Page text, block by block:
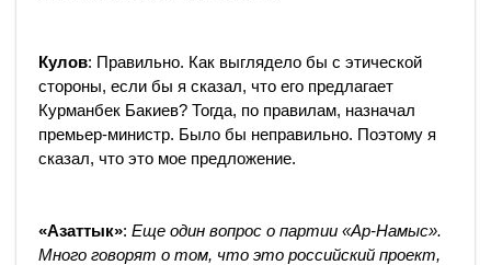
Кулов: Правильно. Как выглядело бы с этической
стороны, если бы я сказал, что его предлагает
Курманбек Бакиев? Тогда, по правилам, назначал
премьер-министр. Было бы неправильно. Поэтому я
сказал, что это мое предложение.
«Азаттык»: Еще один вопрос о партии «Ар-Намыс».
Много говорят о том, что это российский проект,